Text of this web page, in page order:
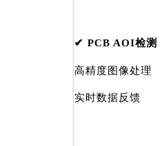
✔ PCB AOI检测
高精度图像处理
实时数据反馈